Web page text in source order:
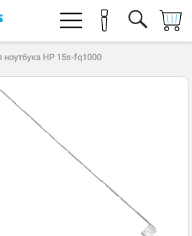
ноутбука HP 15s-fq1000